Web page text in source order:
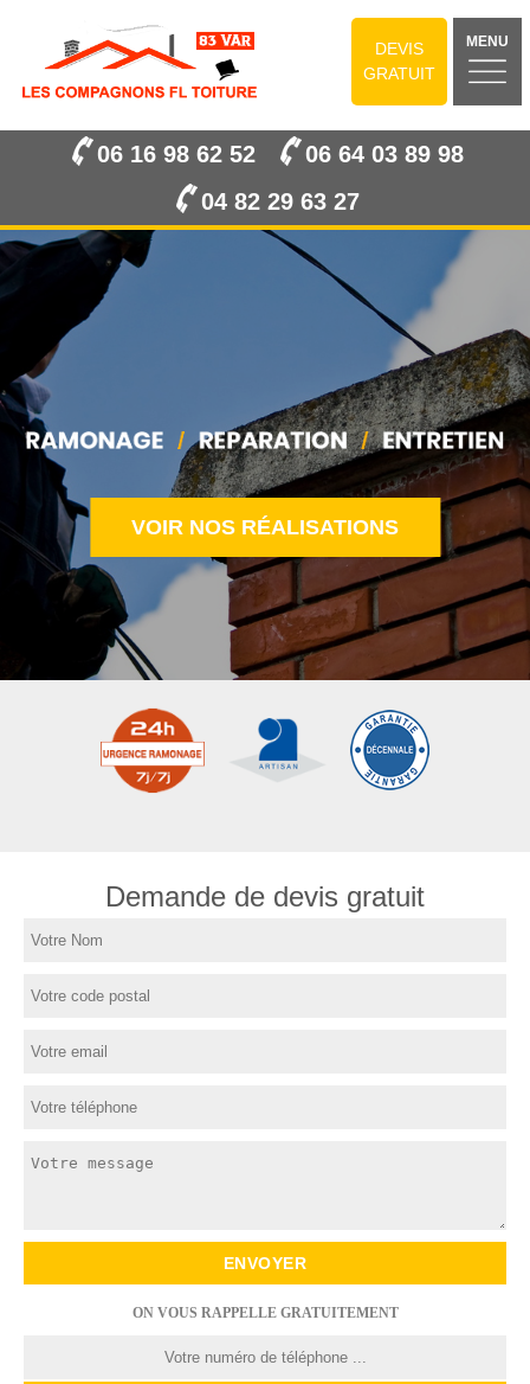
DEVIS
GRATUIT
MENU
06 16 98 62 52
06 64 03 89 98
04 82 29 63 27
VOIR NOS RÉALISATIONS
Demande de devis gratuit
ON VOUS RAPPELLE GRATUITEMENT